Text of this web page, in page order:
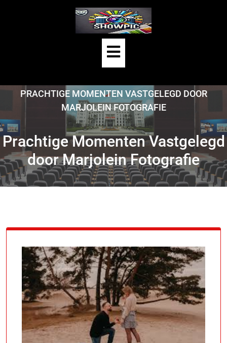
Open
Button
PRACHTIGE MOMENTEN VASTGELEGD DOOR
MARJOLEIN FOTOGRAFIE
Prachtige Momenten Vastgelegd
door Marjolein Fotografie